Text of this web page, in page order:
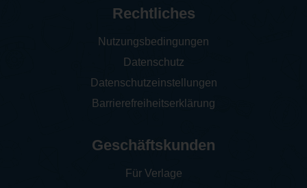
Rechtliches
Nutzungsbedingungen
Datenschutz
Datenschutzeinstellungen
Barrierefreiheitserklärung
Geschäftskunden
Für Verlage